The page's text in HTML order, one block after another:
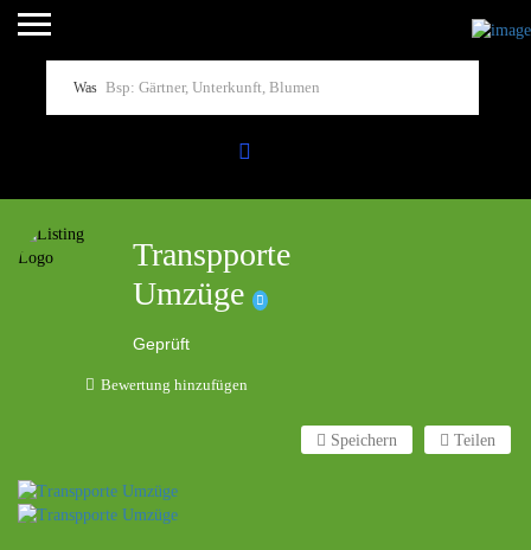
Was
Transpporte
Umzüge
Geprüft
Bewertung hinzufügen
Teilen
Speichern